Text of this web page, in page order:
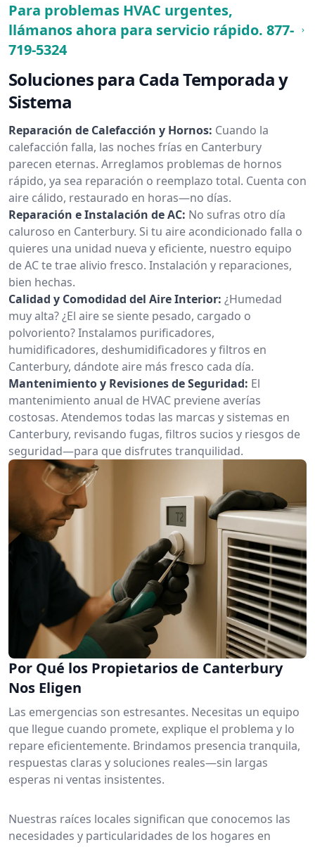
Para problemas HVAC urgentes,
llámanos ahora para servicio rápido. 877-
719-5324
Soluciones para Cada Temporada y
Sistema
Reparación de Calefacción y Hornos: Cuando la
calefacción falla, las noches frías en Canterbury
parecen eternas. Arreglamos problemas de hornos
rápido, ya sea reparación o reemplazo total. Cuenta con
aire cálido, restaurado en horas—no días.
Reparación e Instalación de AC: No sufras otro día
caluroso en Canterbury. Si tu aire acondicionado falla o
quieres una unidad nueva y eficiente, nuestro equipo
de AC te trae alivio fresco. Instalación y reparaciones,
bien hechas.
Calidad y Comodidad del Aire Interior: ¿Humedad
muy alta? ¿El aire se siente pesado, cargado o
polvoriento? Instalamos purificadores,
humidificadores, deshumidificadores y filtros en
Canterbury, dándote aire más fresco cada día.
Mantenimiento y Revisiones de Seguridad: El
mantenimiento anual de HVAC previene averías
costosas. Atendemos todas las marcas y sistemas en
Canterbury, revisando fugas, filtros sucios y riesgos de
seguridad—para que disfrutes tranquilidad.
Por Qué los Propietarios de Canterbury
Nos Eligen
Las emergencias son estresantes. Necesitas un equipo
que llegue cuando promete, explique el problema y lo
repare eficientemente. Brindamos presencia tranquila,
respuestas claras y soluciones reales—sin largas
esperas ni ventas insistentes.
Nuestras raíces locales significan que conocemos las
necesidades y particularidades de los hogares en